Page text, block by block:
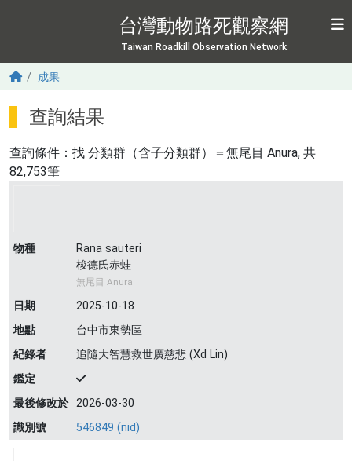
台灣動物路死觀察網
Taiwan Roadkill Observation Network
成果
查詢結果
查詢條件：找 分類群（含子分類群）＝無尾目 Anura, 共
82,753筆
物種
Rana sauteri
梭德氏赤蛙
無尾目 Anura
日期
2025-10-18
地點
台中市東勢區
紀錄者
追隨大智慧救世廣慈悲 (Xd Lin)
鑑定
最後修改於 2026-03-30
識別號
546849 (nid)